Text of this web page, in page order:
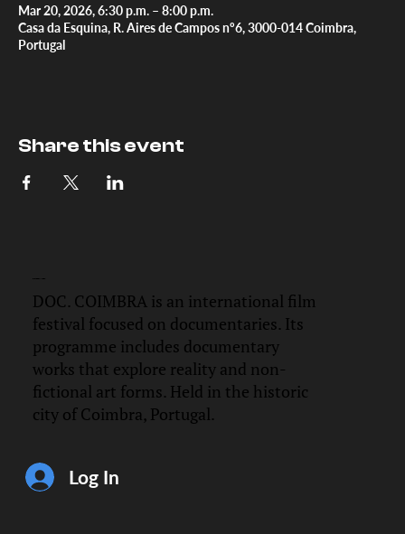
Mar 20, 2026, 6:30 p.m. – 8:00 p.m.
Casa da Esquina, R. Aires de Campos nº6, 3000-014 Coimbra,
Portugal
Share this event
DOC. COIMBRA is an international film
festival focused on documentaries. Its
programme includes documentary
works that explore reality and non-
fictional art forms. Held in the historic
city of Coimbra, Portugal.
Log In